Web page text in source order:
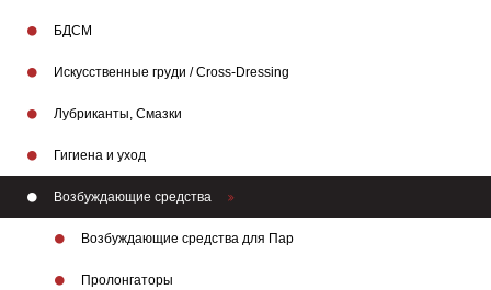
БДСМ
Искусственные груди / Cross-Dressing
Лубриканты, Смазки
Гигиена и уход
Возбуждающие средства
Возбуждающие средства для Пар
Пролонгаторы